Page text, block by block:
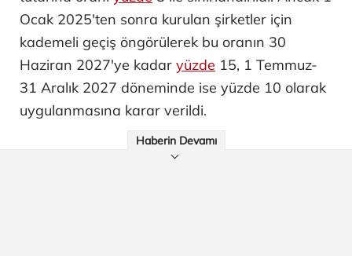
Ocak 2025'ten sonra kurulan şirketler için
kademeli geçiş öngörülerek bu oranın 30
Haziran 2027'ye kadar yüzde 15, 1 Temmuz-
31 Aralık 2027 döneminde ise yüzde 10 olarak
uygulanmasına karar verildi.
Haberin Devamı